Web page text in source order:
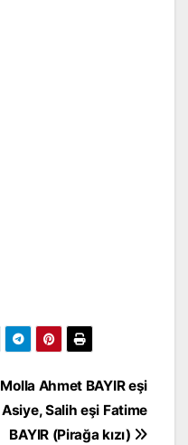
Molla Ahmet BAYIR eşi
Asiye, Salih eşi Fatime
BAYIR (Pirağa kızı)